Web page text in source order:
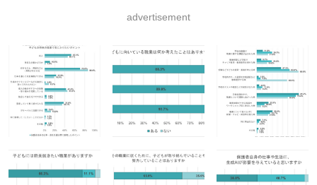
advertisement